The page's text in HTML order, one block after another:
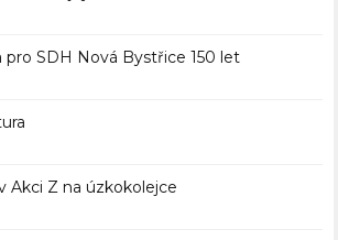
pro SDH Nová Bystřice 150 let
Akci Z na úzkokolejce